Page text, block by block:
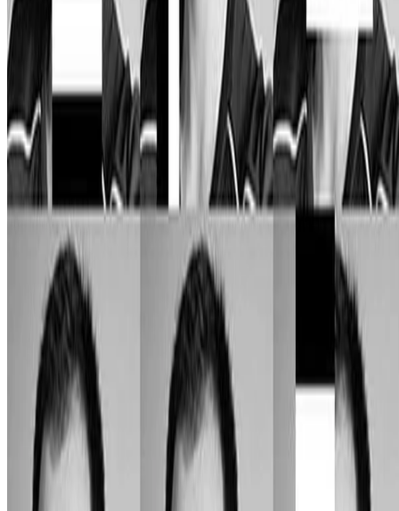
© 2026 Julio Batista Silva. This work is licensed under
ND 4.0